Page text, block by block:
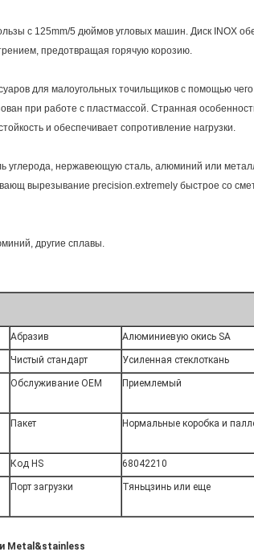
с 125mm/5 дюймов угловых машин. Диск INOX
предотвращая горячую корозию.
для малоугольных точильщиков с помощью
при работе с пластмассой. Странная
и обеспечивает сопротивление нагрузки.
углерода, нержавеющую сталь, алюминий или
вырезывание precision.extremely быстрое со
другие сплавы.
Абразив Алюминиевую окись SA
Чистый стандарт Усиленная стеклоткань
Обслуживание OEM Приемлемый
Пакет Нормальные коробка и
Код HS 68042210
Порт загрузки Тяньцзинь или еще
Metal&stainless